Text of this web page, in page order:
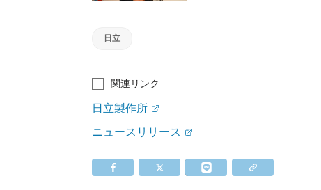
日立
関連リンク
日立製作所
ニュースリリース